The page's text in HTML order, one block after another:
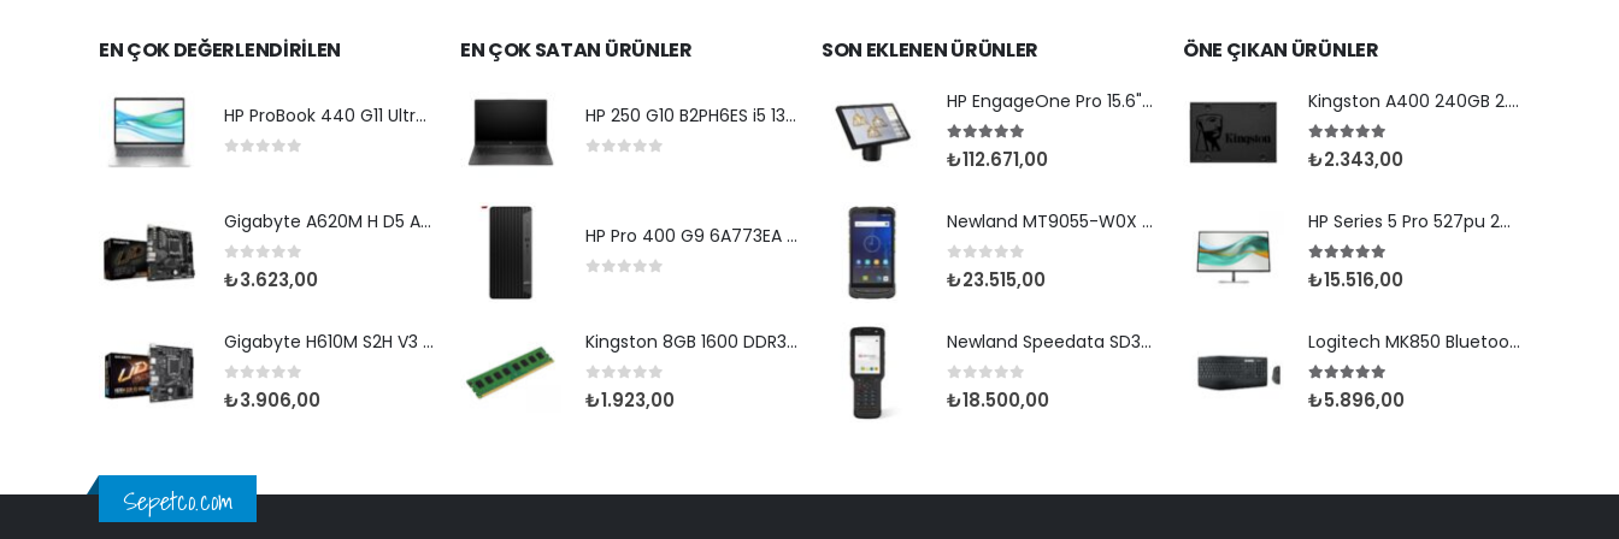
EN ÇOK DEĞERLENDİRİLEN
HP ProBook 440 G11 Ultra5 125U-14"-16G-512SD-Dos
Gigabyte A620M H D5 AM5 Hdmi Dp
0 5 üzerinden
₺3.623,00
Gigabyte H610M S2H V3 D4 1700P Vga Hdmi Dp
0 5 üzerinden
₺3.906,00
EN ÇOK SATAN ÜRÜNLER
HP 250 G10 B2PH6ES i5 1334 -15.6''-8G-512SSD-Dos
HP Pro 400 G9 6A773EA i7 12700-32G-512SSD-W11Pro
Kingston 8GB 1600 DDR3 KVR16N11/8WP
0 5 üzerinden
₺1.923,00
SON EKLENEN ÜRÜNLER
HP EngageOne Pro 15.6"-i5 14500-16G-256SSD-OST W11
5.00 5 üzerinden
₺112.671,00
Newland MT9055-W0X 2D Android 11 (Kılıf) Wifi BT
0 5 üzerinden
₺23.515,00
Newland Speedata SD35 (Leo) 2D Android 8.1 Wifi BT
0 5 üzerinden
₺18.500,00
ÖNE ÇIKAN ÜRÜNLER
Kingston A400 240GB 2.5'' SATA SSD (500-350MB/s)
5.005 üzerinden
₺2.343,00
HP Series 5 Pro 527pu 27" 5ms Type-C Pivot IPS
5.00 5 üzerinden
₺15.516,00
Logitech MK850 Bluetooth Set Siyah (920-008230)
5.005 üzerinden
₺5.896,00
Sepetco.com